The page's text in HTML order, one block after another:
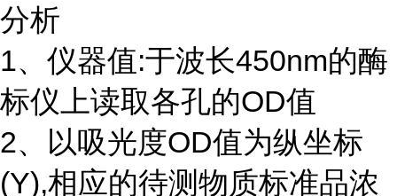
分析
1、仪器值:于波长450nm的酶
标仪上读取各孔的OD值
2、以吸光度OD值为纵坐标
(Y),相应的待测物质标准品浓